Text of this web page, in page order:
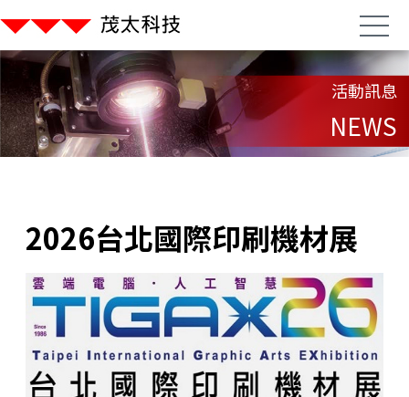
活動訊息
NEWS
2026台北國際印刷機材展